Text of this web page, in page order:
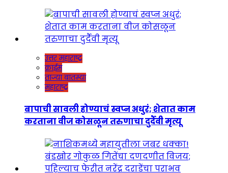
उत्तर महाराष्ट्र
क्राईम
ताज्या बातम्या
महाराष्ट्र
बापाची सावली होण्याचं स्वप्न अधुरं; शेतात काम
करताना वीज कोसळून तरुणाचा दुर्दैवी मृत्यू